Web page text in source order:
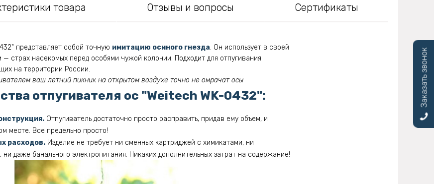
товара Отзывы и вопросы Сертификаты
представляет собой точную имитацию осиного гнезда. Он использует в своей
страх насекомых перед особями чужой колонии. Подходит для отпугивания
на территории России.
ваш летний пикник на открытом воздухе точно не омрачат осы
отпугивателя ос "Weitech WK-0432":
Отпугиватель достаточно просто расправить, придав ему объем, и
месте. Все предельно просто!
расходов.Изделие не требует ни сменных картриджей с химикатами, ни
ни даже банального электропитания. Никаких дополнительных затрат на содержание!
Заказать звонок